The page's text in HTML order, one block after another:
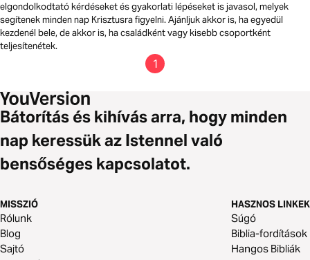
elgondolkodtató kérdéseket és gyakorlati lépéseket is javasol, melyek
segítenek minden nap Krisztusra figyelni. Ajánljuk akkor is, ha egyedül
kezdenél bele, de akkor is, ha családként vagy kisebb csoportként
teljesítenétek.
1
Bátorítás és kihívás arra, hogy minden
nap keressük az Istennel való
bensőséges kapcsolatot.
MISSZIÓ
Rólunk
Blog
Sajtó
HASZNOS LINKEK
Súgó
Biblia-fordítások
Hangos Bibliák